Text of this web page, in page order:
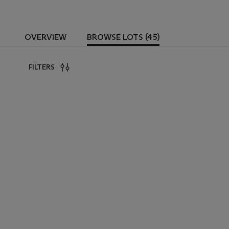
OVERVIEW BROWSE LOTS (45)
FILTERS